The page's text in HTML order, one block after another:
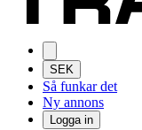
SEK
Så funkar det
Ny annons
Logga in